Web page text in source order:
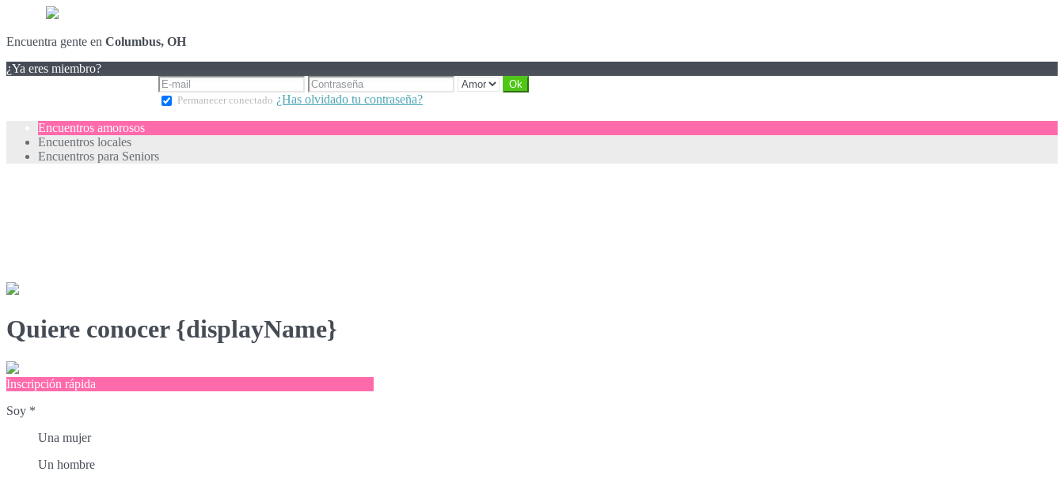
Encuentra gente en Columbus, OH
¿Ya eres miembro?
Permanecer conectado ¿Has olvidado tu contraseña?
Encuentros amorosos
Encuentros locales
Encuentros para Seniors
Quiere conocer {displayName}
Inscripción rápida
Soy *
Una mujer
Un hombre